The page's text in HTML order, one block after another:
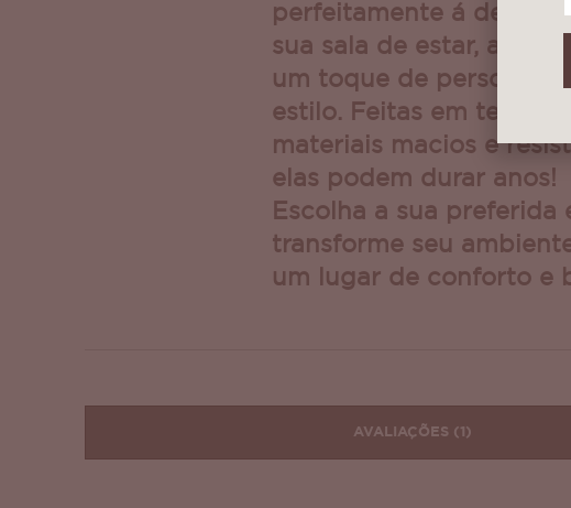
perfeitamente á
sua sala de estar,
um toque de
estilo. Feitas em tear,
materiais macios e
elas podem durar anos!
Escolha a sua preferida
transforme seu
um lugar de conforto e
AVALIAÇÕES (1)